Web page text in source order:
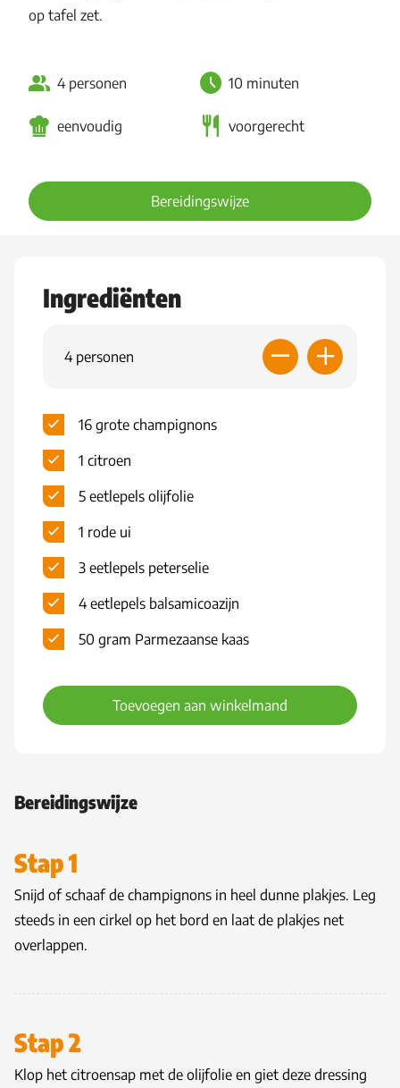
op tafel zet.
4 personen
eenvoudig
10 minuten
voorgerecht
Bereidingswijze
Ingrediënten
4 personen
16 grote champignons
1 citroen
5 eetlepels olijfolie
1 rode ui
3 eetlepels peterselie
4 eetlepels balsamicoazijn
50 gram Parmezaanse kaas
Toevoegen aan winkelmand
Bereidingswijze
Stap 1
Snijd of schaaf de champignons in heel dunne plakjes. Leg
steeds in een cirkel op het bord en laat de plakjes net
overlappen.
Stap 2
Klop het citroensap met de olijfolie en giet deze dressing